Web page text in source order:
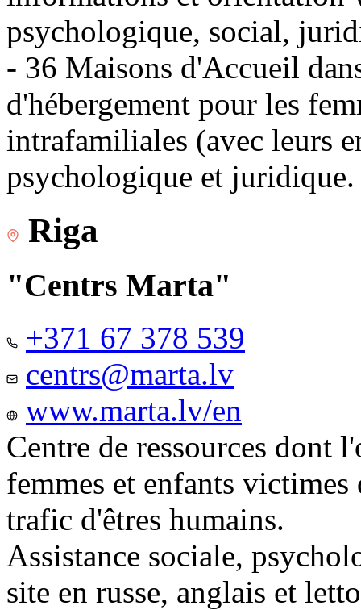
psychologique, social,
- 36 Maisons d'Accueil
d'hébergement pour les
intrafamiliales (avec leurs
psychologique et juridique.
Riga
"Centrs Marta"
+371 67 378 539
centrs@marta.lv
www.marta.lv/en
Centre de ressources dont
femmes et enfants
trafic d'êtres humains.
Assistance sociale,
site en russe, anglais et